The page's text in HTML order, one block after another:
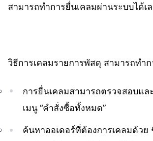
สามารถทำการยื่นเคลมผ่านระบบได้เ
วิธีการเคลมรายการพัสดุ สามารถทำ
การยื่นเคลมสามารถตรวจสอบแล
เมนู “คำสั่งซื้อทั้งหมด”
ค้นหาออเดอร์ที่ต้องการเคลมด้วย